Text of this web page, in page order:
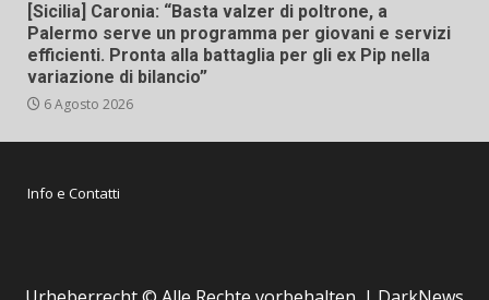
[Sicilia] Caronia: “Basta valzer di poltrone, a
Palermo serve un programma per giovani e servizi
efficienti. Pronta alla battaglia per gli ex Pip nella
variazione di bilancio”
6 Agosto 2026
Info e Contatti